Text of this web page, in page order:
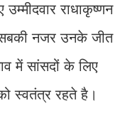
राधाकृष्णन
नजर उनके जीत
में सांसदों के लिए
स्वतंत्र रहते है।